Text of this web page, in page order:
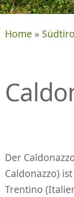
Home »
Der
Caldonazzo)
Trentino